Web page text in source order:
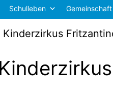
Schulleben Gemeinschaft
Kinderzirkus